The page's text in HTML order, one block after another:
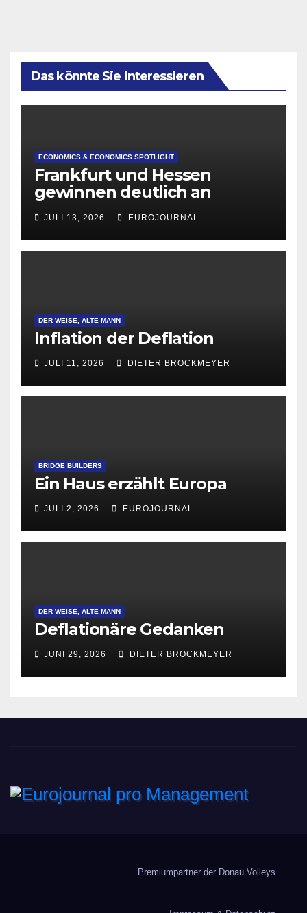
Das könnte Sie interessieren
ECONOMICS & ECONOMICS SPOTLIGHT
Frankfurt und Hessen
gewinnen deutlich an
Attraktivität für Startup-
Gründungen
JULI 13, 2026 EUROJOURNAL
DER WEISE, ALTE MANN
Inflation der Deflation
JULI 11, 2026 DIETER BROCKMEYER
BRIDGE BUILDERS
Ein Haus erzählt Europa
JULI 2, 2026 EUROJOURNAL
DER WEISE, ALTE MANN
Deflationäre Gedanken
JUNI 29, 2026 DIETER BROCKMEYER
Premiumpartner der Donau Volleys